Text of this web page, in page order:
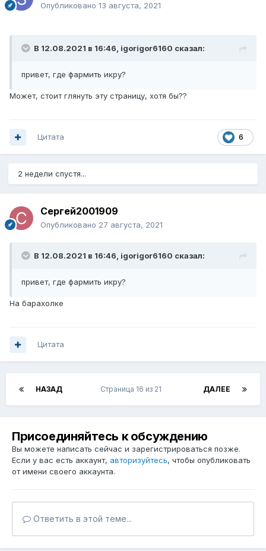
Опубликовано 13 августа, 2021
В 12.08.2021 в 16:46, igorigor6160 сказал:
привет, где фармить икру?
Может, стоит глянуть эту страницу, хотя бы??
6
Цитата
2 недели спустя...
Сергей2001909
Опубликовано 27 августа, 2021
В 12.08.2021 в 16:46, igorigor6160 сказал:
привет, где фармить икру?
На барахолке
Цитата
НАЗАД ДАЛЕЕ
Страница 16 из 21
Присоединяйтесь к обсуждению
Вы можете написать сейчас и зарегистрироваться позже.
Если у вас есть аккаунт, авторизуйтесь, чтобы опубликовать
от имени своего аккаунта.
Ответить в этой теме...